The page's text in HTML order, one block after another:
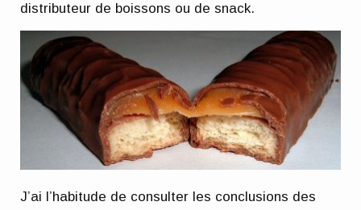
distributeur de boissons ou de snack.
J’ai l’habitude de consulter les conclusions des